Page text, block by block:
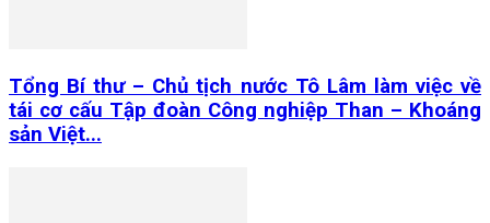
Tổng Bí thư – Chủ tịch nước Tô Lâm làm việc về
tái cơ cấu Tập đoàn Công nghiệp Than – Khoáng
sản Việt...